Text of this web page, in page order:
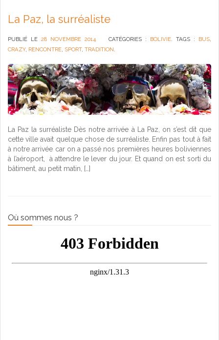
La Paz, la surréaliste
PUBLIÉ LE 28 NOVEMBRE 2014 CATÉGORIES : BOLIVIE . TAGS : BUS
CRAZY, RENCONTRE SPORT, TRADITION
La Paz la surréaliste Dès notre arrivée à La Paz, on s’est dit que
cette ville avait quelque chose de surréaliste. Enfin pas tout à fait
à notre arrivée car on a passé nos premières heures boliviennes
à l’aéroport, à attendre le lever du jour. Et quand on est sorti du
bâtiment, au petit matin, […]
Où sommes nous ?